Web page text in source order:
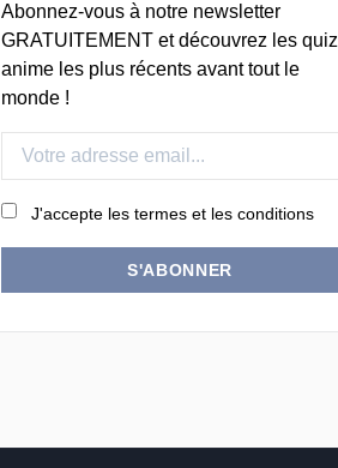
Abonnez-vous à notre newsletter
GRATUITEMENT et découvrez les quiz
anime les plus récents avant tout le
monde !
J'accepte les termes et les conditions
S'ABONNER